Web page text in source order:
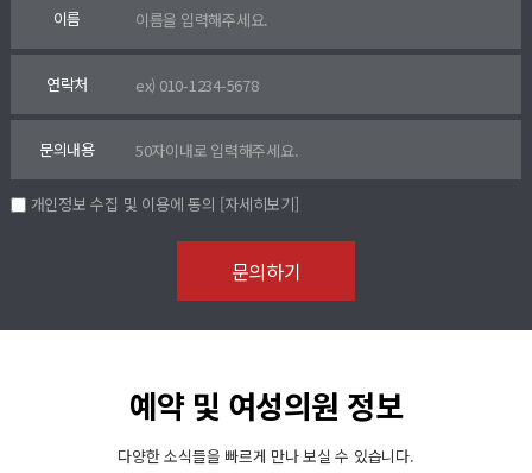
이름
연락처
문의내용
개인정보 수집 및 이용에 동의 [자세히보기]
예약 및 여성의원 정보
다양한 소식들을 빠르게 만나 보실 수 있습니다.